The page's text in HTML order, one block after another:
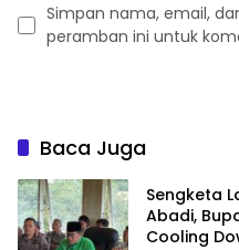
Simpan nama, email,
peramban ini untuk
Baca Juga
Sengketa
Abadi,
Cooling